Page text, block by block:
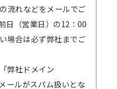
流れなどをメールでご
日（営業日）の12：00
場合は必ず弊社までご
弊社ドメイン
ールがスパム扱いとな